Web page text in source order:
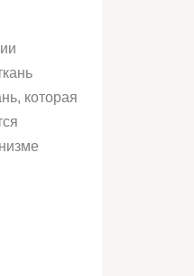
которая